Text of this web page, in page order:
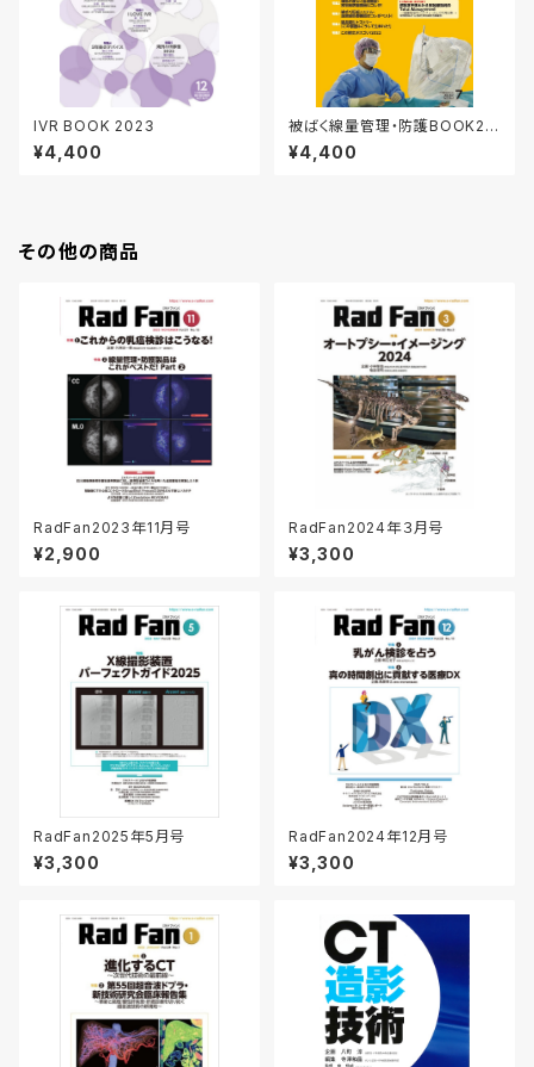
IVR BOOK 2023
¥4,400
被ばく線量管理・防護BOOK20
22（RadFan2022年7月臨時増
刊号）
¥4,400
その他の商品
RadFan2023年11月号
¥2,900
RadFan2024年３月号
¥3,300
RadFan2025年5月号
¥3,300
RadFan2024年12月号
¥3,300